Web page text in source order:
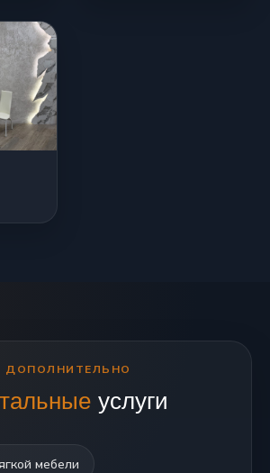
ДОПОЛНИТЕЛЬНО
услуги
мебели